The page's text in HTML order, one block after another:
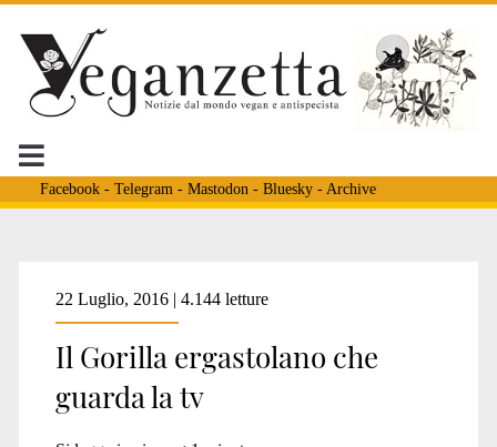
Facebook- Telegram - Mastodon - Bluesky- Archive
Tag:
<span>fasano</span>
22 Luglio, 2016 | 4.144 letture
Il Gorilla ergastolano che
guarda la tv